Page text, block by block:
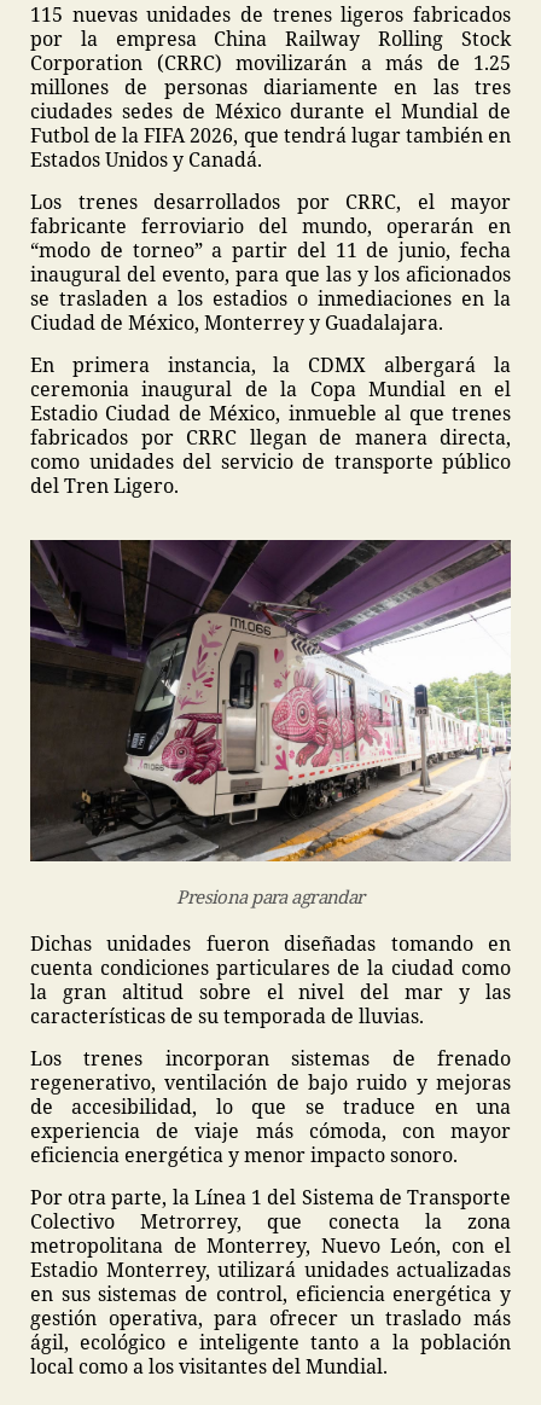
115 nuevas unidades de trenes ligeros fabricados
por la empresa China Railway Rolling Stock
Corporation (CRRC) movilizarán a más de 1.25
millones de personas diariamente en las tres
ciudades sedes de México durante el Mundial de
Futbol de la FIFA 2026, que tendrá lugar también en
Estados Unidos y Canadá.
Los trenes desarrollados por CRRC, el mayor
fabricante ferroviario del mundo, operarán en
“modo de torneo” a partir del 11 de junio, fecha
inaugural del evento, para que las y los aficionados
se trasladen a los estadios o inmediaciones en la
Ciudad de México, Monterrey y Guadalajara.
En primera instancia, la CDMX albergará la
ceremonia inaugural de la Copa Mundial en el
Estadio Ciudad de México, inmueble al que trenes
fabricados por CRRC llegan de manera directa,
como unidades del servicio de transporte público
del Tren Ligero.
Presiona para agrandar
Dichas unidades fueron diseñadas tomando en
cuenta condiciones particulares de la ciudad como
la gran altitud sobre el nivel del mar y las
características de su temporada de lluvias.
Los trenes incorporan sistemas de frenado
regenerativo, ventilación de bajo ruido y mejoras
de accesibilidad, lo que se traduce en una
experiencia de viaje más cómoda, con mayor
eficiencia energética y menor impacto sonoro.
Por otra parte, la Línea 1 del Sistema de Transporte
Colectivo Metrorrey, que conecta la zona
metropolitana de Monterrey, Nuevo León, con el
Estadio Monterrey, utilizará unidades actualizadas
en sus sistemas de control, eficiencia energética y
gestión operativa, para ofrecer un traslado más
ágil, ecológico e inteligente tanto a la población
local como a los visitantes del Mundial.